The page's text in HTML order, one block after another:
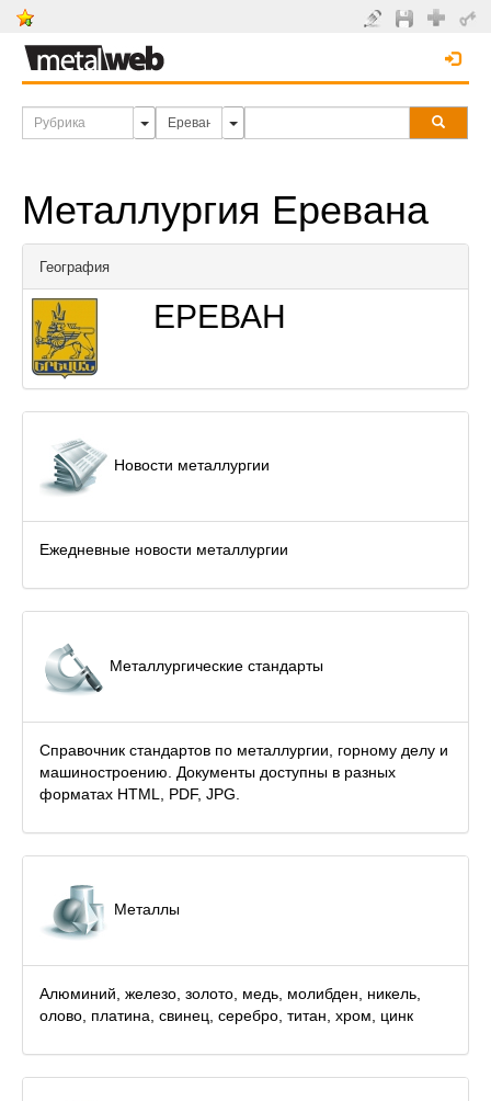
Металлургия Еревана
География
ЕРЕВАН
Новости металлургии
Ежедневные новости металлургии
Металлургические стандарты
Справочник стандартов по металлургии, горному делу и
машиностроению. Документы доступны в разных
форматах HTML, PDF, JPG.
Металлы
Алюминий, железо, золото, медь, молибден, никель,
олово, платина, свинец, серебро, титан, хром, цинк